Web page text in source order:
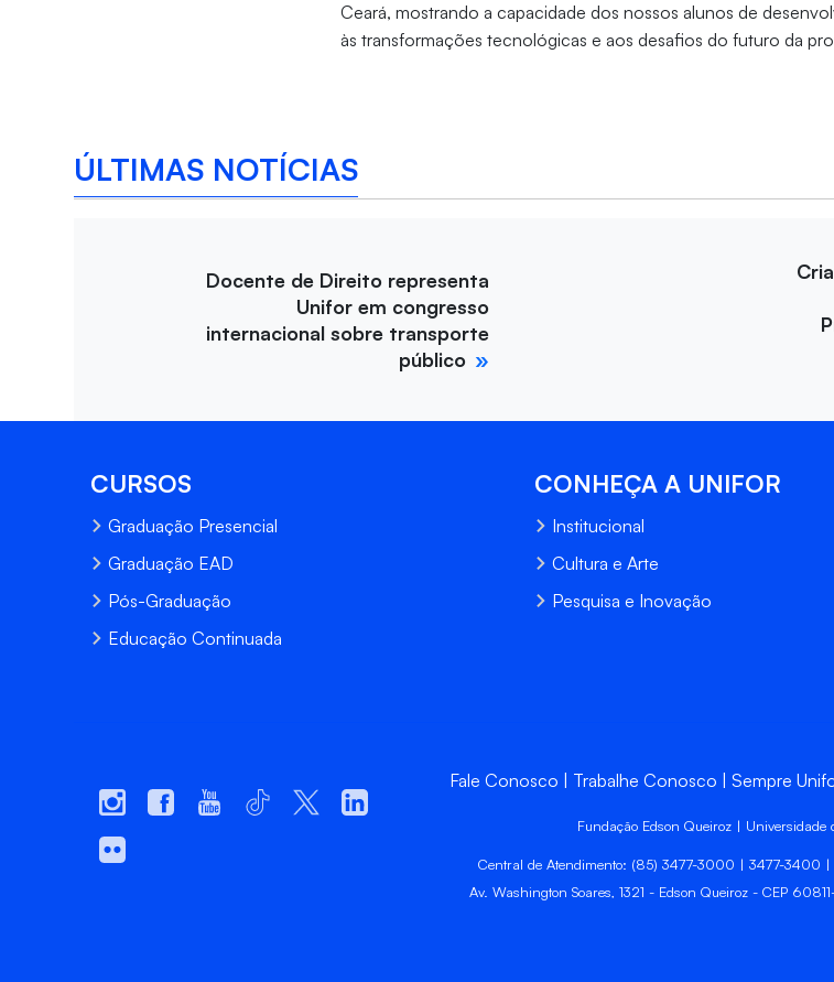
Ceará, mostrando a capacidade dos nossos alunos de
às transformações tecnológicas e aos desafios do futuro da
ÚLTIMAS NOTÍCIAS
Docente de Direito representa
Unifor em congresso
internacional sobre transporte
público
CURSOS
Graduação Presencial
Graduação EAD
Pós-Graduação
Educação Continuada
CONHEÇA A UNIFOR
Institucional
Cultura e Arte
Pesquisa e Inovação
Fale Conosco Trabalhe Conosco Sempre
Fundação Edson Queiroz | Universidade
Central de Atendimento: (85) 3477-3000 | 3477-
Av. Washington Soares, 1321 - Edson Queiroz - CEP